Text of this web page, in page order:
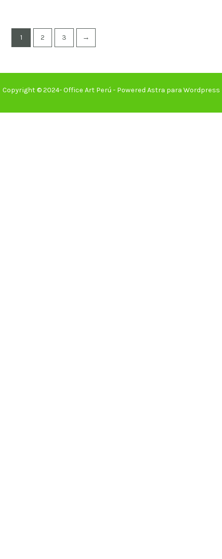
1 2 3 →
Copyright © 2024- Office Art Perú - Powered Astra para Wordpress